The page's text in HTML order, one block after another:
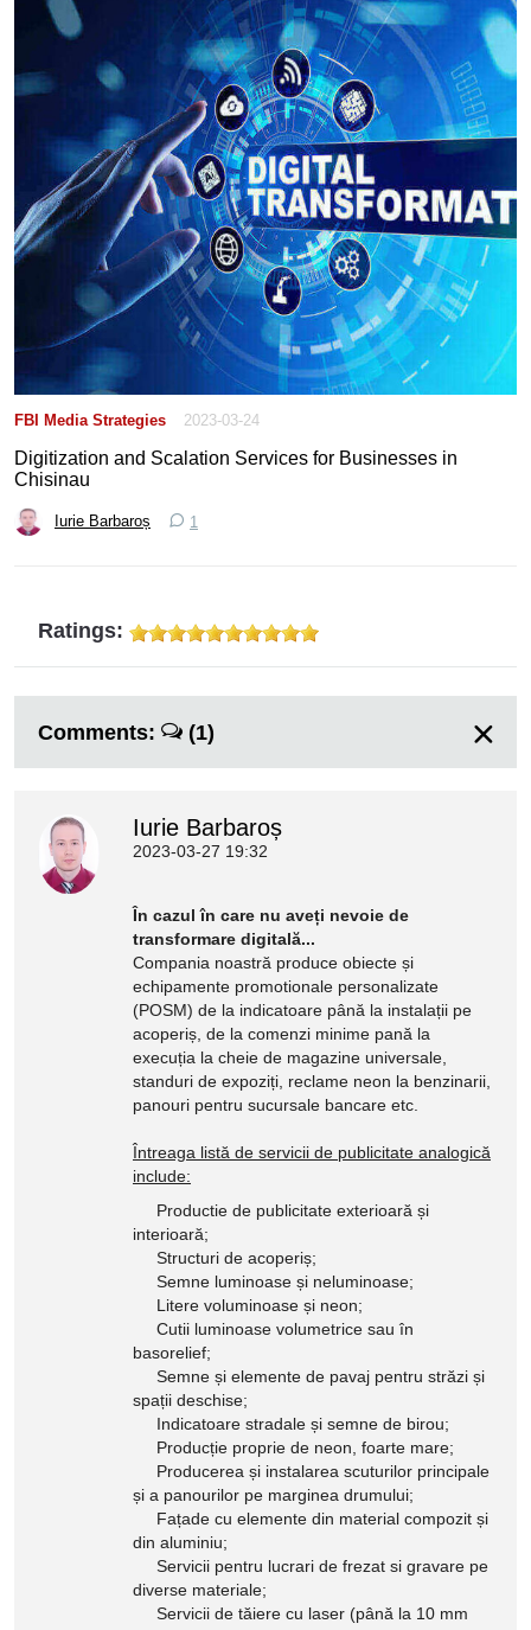
FBI Media Strategies 2023-03-24
Digitization and Scalation Services for Businesses in
Chisinau
Iurie Barbaroș 1
Ratings:
Comments: (1)
Iurie Barbaroș
2023-03-27 19:32
În cazul în care nu aveți nevoie de
transformare digitală...
Compania noastră produce obiecte și
echipamente promotionale personalizate
(POSM) de la indicatoare până la instalații pe
acoperiș, de la comenzi minime pană la
execuția la cheie de magazine universale,
standuri de expoziți, reclame neon la benzinarii,
panouri pentru sucursale bancare etc.
Întreaga listă de servicii de publicitate analogică
include:
Productie de publicitate exterioară și
interioară;
Structuri de acoperiș;
Semne luminoase și neluminoase;
Litere voluminoase și neon;
Cutii luminoase volumetrice sau în
basorelief;
Semne și elemente de pavaj pentru străzi și
spații deschise;
Indicatoare stradale și semne de birou;
Producție proprie de neon, foarte mare;
Producerea și instalarea scuturilor principale
și a panourilor pe marginea drumului;
Fațade cu elemente din material compozit și
din aluminiu;
Servicii pentru lucrari de frezat si gravare pe
diverse materiale;
Servicii de tăiere cu laser (până la 10 mm